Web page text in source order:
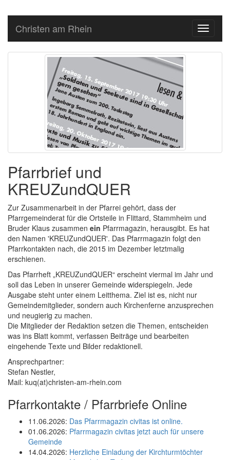
Toggle
Christen am Rhein
Pfarrbrief und
KREUZundQUER
Zur Zusammenarbeit in der Pfarrei gehört, dass der
Pfarrgemeinderat für die Ortsteile in Flittard, Stammheim und
Bruder Klaus zusammen ein Pfarrmagazin, herausgibt. Es hat
den Namen 'KREUZundQUER'. Das Pfarrmagazin folgt den
Pfarrkontakten nach, die 2015 im Dezember letztmalig
erschienen.
Das Pfarrheft „KREUZundQUER“ erscheint viermal im Jahr und
soll das Leben in unserer Gemeinde widerspiegeln. Jede
Ausgabe steht unter einem Leitthema. Ziel ist es, nicht nur
Gemeindemitglieder, sondern auch Kirchenferne anzusprechen
und neugierig zu machen.
Die Mitglieder der Redaktion setzen die Themen, entscheiden
was ins Blatt kommt, verfassen Beiträge und bearbeiten
eingehende Texte und Bilder redaktionell.
Ansprechpartner:
Stefan Nestler,
Mail: kuq(at)christen-am-rhein.com
Pfarrkontakte / Pfarrbriefe Online
11.06.2026: Das Pfarrmagazin civitas ist online.
01.06.2026: Pfarrmagazin civitas jetzt auch für unsere
Gemeinde
14.04.2026: Herzliche Einladung der Kirchturmtöchter